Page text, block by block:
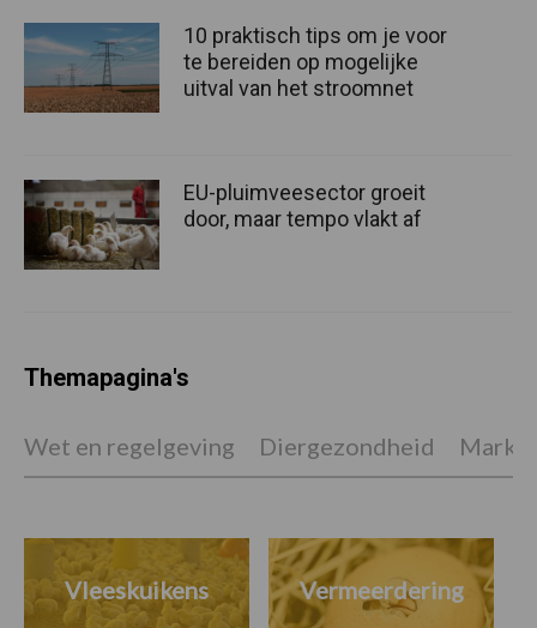
10 praktisch tips om je voor
te bereiden op mogelijke
uitval van het stroomnet
EU-pluimveesector groeit
door, maar tempo vlakt af
Themapagina's
Wet en regelgeving Diergezondheid
Vleeskuikens Vermeerdering